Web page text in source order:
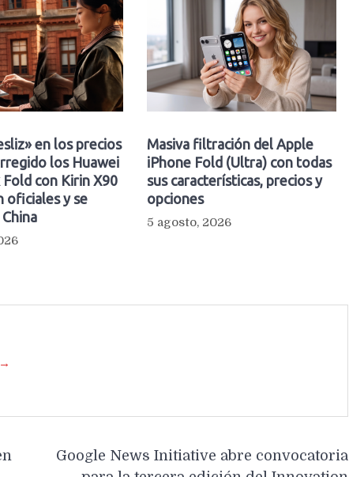
en los precios
los Huawei
con Kirin X90
oficiales y se
Masiva filtración del Apple
iPhone Fold (Ultra) con todas
sus características, precios y
opciones
5 agosto, 2026
Google News Initiative abre convocatoria